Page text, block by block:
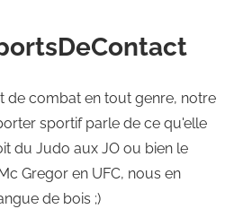
de combat en tout genre, notre
sportif parle de ce qu'elle
du Judo aux JO ou bien le
Gregor en UFC, nous en
de bois ;)